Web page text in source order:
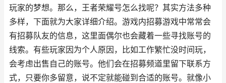
玩家的梦想。那么，王者荣耀号怎么找呢？其实方法多种
多样，下面就为大家详细介绍。游戏内招募游戏中常常会
有招募队友的信息，这里面偶尔也会藏着一些寻找账号的
线索。有些玩家因为个人原因，比如工作繁忙没时间玩，
会考虑出售自己的账号。他们会在招募频道里留下联系方
式，只要你多留意，说不定就能碰到合适的账号。就像小